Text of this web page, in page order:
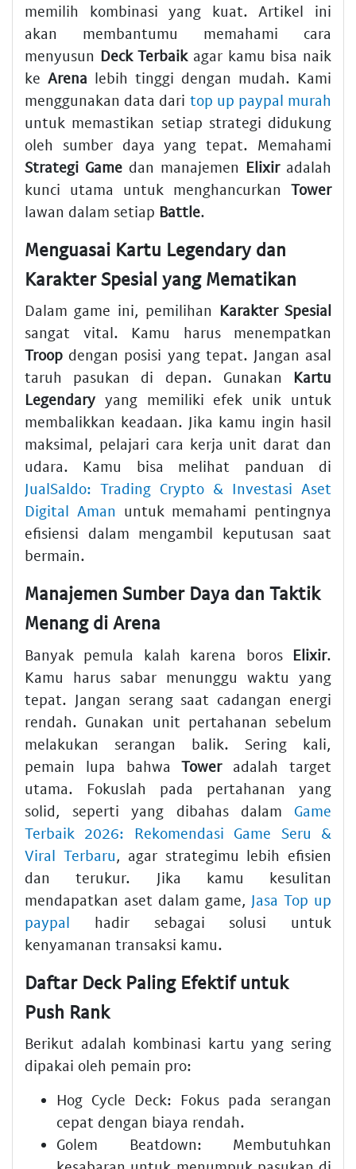
memilih kombinasi yang kuat. Artikel ini
akan membantumu memahami cara
menyusun Deck Terbaikagar kamu bisa naik
ke Arena lebih tinggi dengan mudah. Kami
menggunakan data dari top up paypal murah
untuk memastikan setiap strategi didukung
oleh sumber daya yang tepat. Memahami
Strategi Game dan manajemen Elixiradalah
kunci utama untuk menghancurkan Tower
lawan dalam setiap Battle.
Menguasai Kartu Legendary dan
Karakter Spesial yang Mematikan
Dalam game ini, pemilihan Karakter Spesial
sangat vital. Kamu harus menempatkan
Troop dengan posisi yang tepat. Jangan asal
taruh pasukan di depan. Gunakan Kartu
Legendary yang memiliki efek unik untuk
membalikkan keadaan. Jika kamu ingin hasil
maksimal, pelajari cara kerja unit darat dan
udara. Kamu bisa melihat panduan di
JualSaldo: Trading Crypto & Investasi Aset
Digital Aman untuk memahami pentingnya
efisiensi dalam mengambil keputusan saat
bermain.
Manajemen Sumber Daya dan Taktik
Menang di Arena
Banyak pemula kalah karena boros Elixir.
Kamu harus sabar menunggu waktu yang
tepat. Jangan serang saat cadangan energi
rendah. Gunakan unit pertahanan sebelum
melakukan serangan balik. Sering kali,
pemain lupa bahwaToweradalah target
utama. Fokuslah pada pertahanan yang
solid, seperti yang dibahas dalam Game
Terbaik 2026: Rekomendasi Game Seru &
Viral Terbaru, agar strategimu lebih efisien
dan terukur. Jika kamu kesulitan
mendapatkan aset dalam game, Jasa Top up
paypal hadir sebagai solusi untuk
kenyamanan transaksi kamu.
Daftar Deck Paling Efektif untuk
Push Rank
Berikut adalah kombinasi kartu yang sering
dipakai oleh pemain pro:
Hog Cycle Deck: Fokus pada serangan
cepat dengan biaya rendah.
Golem Beatdown: Membutuhkan